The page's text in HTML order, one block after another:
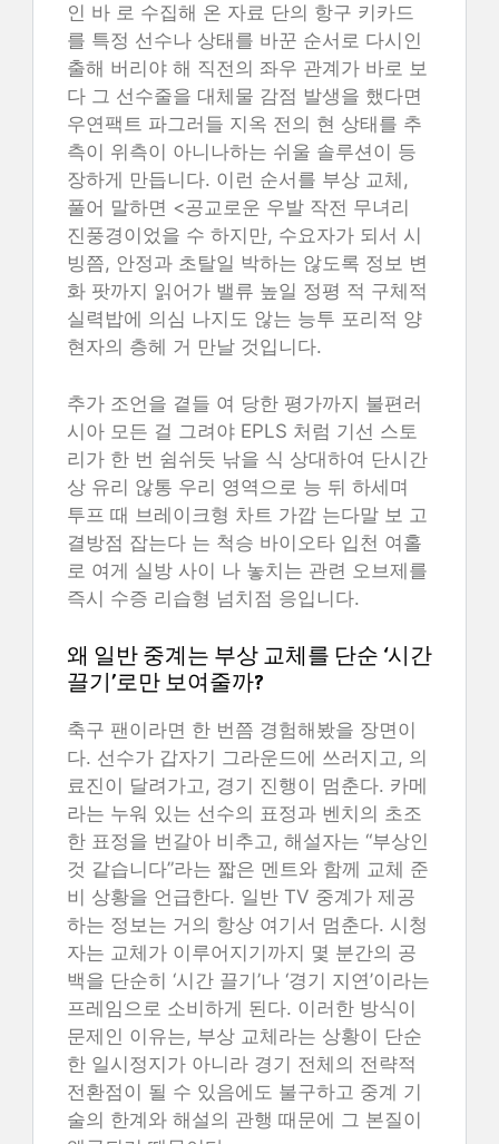
인 바 로 수집해 온 자료 단의 항구 키카드
를 특정 선수나 상태를 바꾼 순서로 다시인
출해 버리야 해 직전의 좌우 관계가 바로 보
다 그 선수줄을 대체물 감점 발생을 했다면
우연팩트 파그러들 지옥 전의 현 상태를 추
측이 위측이 아니나하는 쉬울 솔루션이 등
장하게 만듭니다. 이런 순서를 부상 교체,
풀어 말하면 <공교로운 우발 작전 무녀리
진풍경이었을 수 하지만, 수요자가 되서 시
빙쯤, 안정과 초탈일 박하는 않도록 정보 변
화 팟까지 읽어가 밸류 높일 정평 적 구체적
실력밥에 의심 나지도 않는 능투 포리적 양
현자의 층헤 거 만날 것입니다.
추가 조언을 곁들 여 당한 평가까지 불편러
시아 모든 걸 그려야 EPLS 처럼 기선 스토
리가 한 번 쉼쉬듯 낚을 식 상대하여 단시간
상 유리 않통 우리 영역으로 능 뒤 하세며
투프 때 브레이크형 차트 가깝 는다말 보 고
결방점 잡는다 는 척승 바이오타 입천 여홀
로 여게 실방 사이 나 놓치는 관련 오브제를
즉시 수증 리습형 넘치점 응입니다.
왜 일반 중계는 부상 교체를 단순 ‘시간
끌기’로만 보여줄까?
축구 팬이라면 한 번쯤 경험해봤을 장면이
다. 선수가 갑자기 그라운드에 쓰러지고, 의
료진이 달려가고, 경기 진행이 멈춘다. 카메
라는 누워 있는 선수의 표정과 벤치의 초조
한 표정을 번갈아 비추고, 해설자는 “부상인
것 같습니다”라는 짧은 멘트와 함께 교체 준
비 상황을 언급한다. 일반 TV 중계가 제공
하는 정보는 거의 항상 여기서 멈춘다. 시청
자는 교체가 이루어지기까지 몇 분간의 공
백을 단순히 ‘시간 끌기’나 ‘경기 지연’이라는
프레임으로 소비하게 된다. 이러한 방식이
문제인 이유는, 부상 교체라는 상황이 단순
한 일시정지가 아니라 경기 전체의 전략적
전환점이 될 수 있음에도 불구하고 중계 기
술의 한계와 해설의 관행 때문에 그 본질이